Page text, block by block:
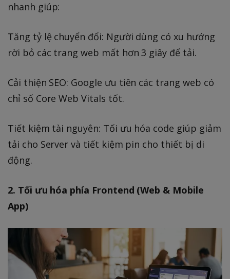
nhanh giúp:
Tăng tỷ lệ chuyển đổi: Người dùng có xu hướng
rời bỏ các trang web mất hơn 3 giây để tải.
Cải thiện SEO: Google ưu tiên các trang web có
chỉ số Core Web Vitals tốt.
Tiết kiệm tài nguyên: Tối ưu hóa code giúp giảm
tải cho Server và tiết kiệm pin cho thiết bị di
động.
2. Tối ưu hóa phía Frontend (Web & Mobile
App)